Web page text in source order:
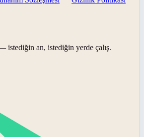
istediğin an, istediğin yerde çalış.